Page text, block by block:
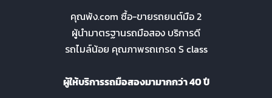
คุณพ้ง.com ซื้อ-ขายรถยนต์มือ 2
ผู้นำมาตรฐานรถมือสอง บริการดี
รถไมล์น้อย คุณภาพรถเกรด S class
ผู้ให้บริการรถมือสองมามากกว่า 40 ปี